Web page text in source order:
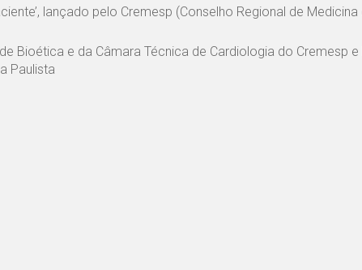
lançado pelo Cremesp (Conselho Regional de
Bioética e da Câmara Técnica de Cardiologia do Cremesp
Paulista